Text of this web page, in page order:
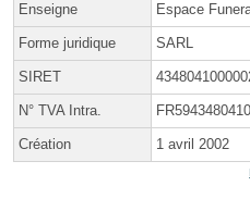
Enseigne Espace
Forme juridique SARL
SIRET
N° TVA Intra.
Création 1 avril 2002